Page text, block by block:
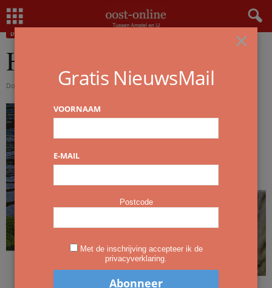
Home Huiseend in de vijver
DWARS NIEUWS
Huiseend in de vijver
Door 27 maart 2020
×
Gratis NieuwsMail
VOORNAAM
E-MAIL
Postcode
Met de inschrijving accepteer ik de
privacyverklaring.